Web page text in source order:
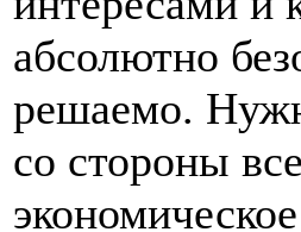
абсолютно
решаемо.
со стороны